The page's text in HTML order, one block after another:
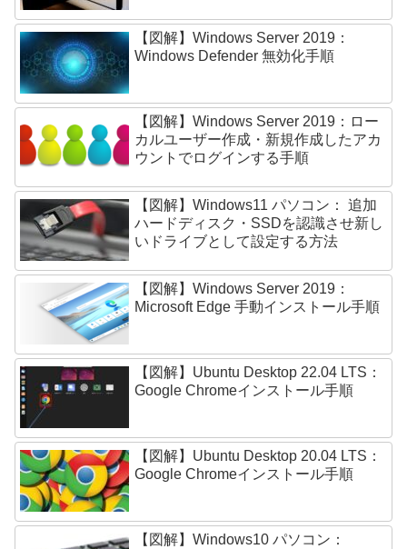
【図解】Windows Server 2019：
Windows Defender 無効化手順
【図解】Windows Server 2019：ロー
カルユーザー作成・新規作成したアカ
ウントでログインする手順
【図解】Windows11 パソコン： 追加
ハードディスク・SSDを認識させ新し
いドライブとして設定する方法
【図解】Windows Server 2019：
Microsoft Edge 手動インストール手順
【図解】Ubuntu Desktop 22.04 LTS：
Google Chromeインストール手順
【図解】Ubuntu Desktop 20.04 LTS：
Google Chromeインストール手順
【図解】Windows10 パソコン：